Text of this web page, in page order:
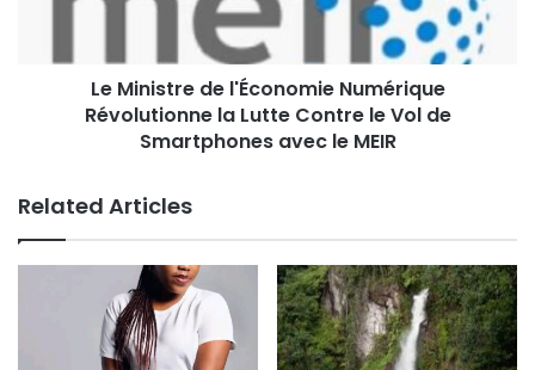
Le Ministre de l'Économie Numérique
Révolutionne la Lutte Contre le Vol de
Smartphones avec le MEIR
Related Articles